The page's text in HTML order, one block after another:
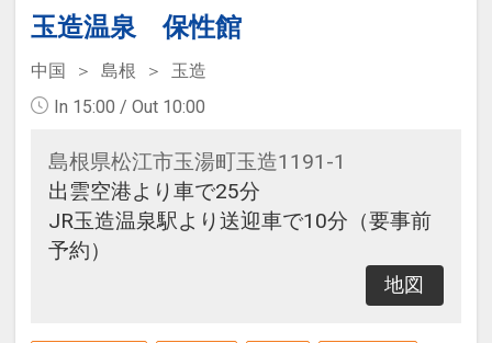
玉造温泉 保性館
中国 島根
玉造
In 15:00 / Out 10:00
島根県松江市玉湯町玉造1191-1
出雲空港より車で25分
JR玉造温泉駅より送迎車で10分（要事前
予約）
地図